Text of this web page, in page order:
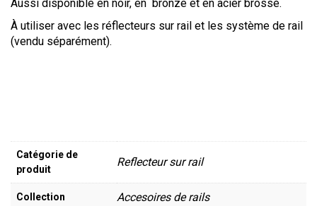
Aussi disponible en noir, en bronze et en acier brossé.
À utiliser avec les réflecteurs sur rail et les système de rail
(vendu séparément).
Catégorie de
produit
Reflecteur sur rail
Collection Accesoires de rails